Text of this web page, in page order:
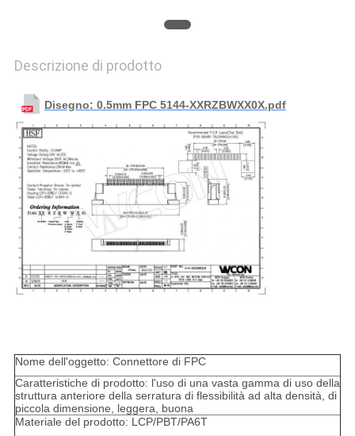
Descrizione di prodotto
Disegno: 0.5mm FPC 5144-XXRZBWXX0X.pdf
Nome dell'oggetto: Connettore di FPC
Caratteristiche di prodotto: l'uso di una vasta gamma di uso della
struttura anteriore della serratura di flessibilità ad alta densità, di
piccola dimensione, leggera, buona
Materiale del prodotto: LCP/PBT/PA6T